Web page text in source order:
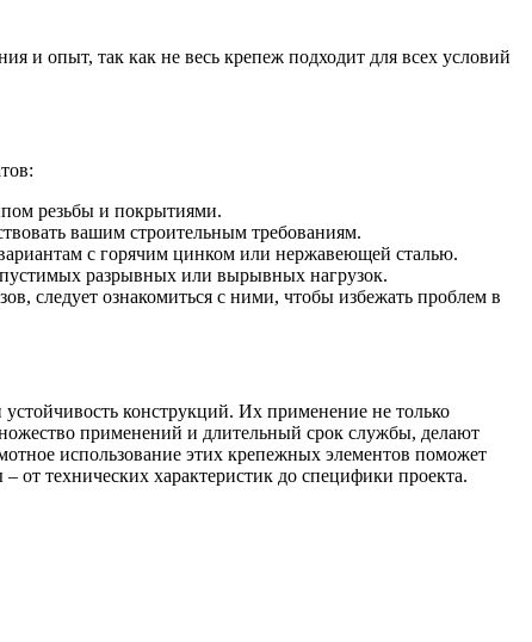
и опыт, так как не весь крепеж подходит для всех условий
резьбы и покрытиями.
вашим строительным требованиям.
с горячим цинком или нержавеющей сталью.
разрывных или вырывных нагрузок.
следует ознакомиться с ними, чтобы избежать проблем в
конструкций. Их применение не только
применений и длительный срок службы, делают
использование этих крепежных элементов поможет
от технических характеристик до специфики проекта.